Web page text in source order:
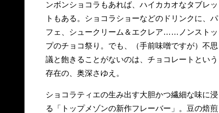
ンボンショコラもあれば、ハイカカオなタブレッ
トもある。ショコラショーなどのドリンクに、パ
フェ、シュークリーム＆エクレア……ノンストッ
プのチョコ祭り。でも、（手前味噌ですが）不思
議と飽きることがないのは、チョコレートという
存在の、奥深さゆえ。
ショコラティエの生み出す大胆かつ繊細な味に浸
る「トップメゾンの新作フレーバー」。豆の焙煎